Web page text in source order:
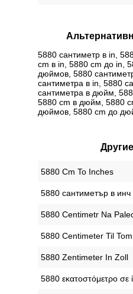
5880 сантиметр в in,
cm в in, 5880 cm до in,
дюймов, 5880
сантиметра в in, 5880
сантиметра в дюйм,
5880 cm в дюйм, 5880
дюймов, 5880 cm до
‎5880 Cm To Inches
‎5880 сантиметър в инч
‎5880 Centimetr Na
‎5880 Centimeter Til
‎5880 Zentimeter In Zoll
‎5880 εκατοστόμετρο σε